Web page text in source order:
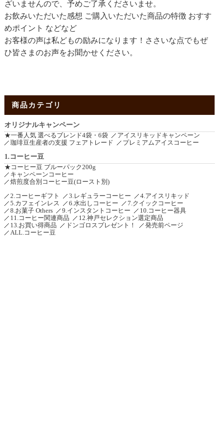
ざいませんので、予めご了承くださいませ。
お飲みいただいた感想 ご購入いただいた商品の特徴 おすす
めポイント などなど
お客様の声は私どもの励みになります！ささいな点でもぜ
ひ皆さまのお声をお聞かせください。
商品カテゴリ
オリジナルキャンペーン
★一番人気 選べるブレンド4袋・6袋
アイスリキッドキャンペーン
珈琲豆生産者の支援 フェアトレード
プレミアムアイスコーヒー
1.コーヒー豆
★コーヒー豆 ブルーパック200g
キャンペーンコーヒー
焙煎度合別コーヒー豆(ロースト別)
2.コーヒーギフト
3.レギュラーコーヒー
4.アイスリキッド
5.カフェインレス
6.水出しコーヒー
7.クイックコーヒー
8.お菓子 Others
9.インスタントコーヒー
10.コーヒー器具
11.コーヒー関連商品
12.神戸セレクション選定商品
13.お買い得商品
ドンゴロスプレゼント！
発売前ページ
ALL.コーヒー豆